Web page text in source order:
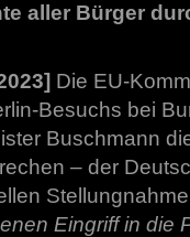
aller Bürger
Die EU-
Besuchs bei
Buschmann
– der
Eingriff in die